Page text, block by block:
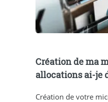
Création de ma
allocations ai-je
Création de votre